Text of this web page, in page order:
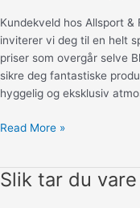
Kundekveld hos Allsport &
inviterer vi deg til en helt
priser som overgår selve
sikre deg fantastiske
hyggelig og eksklusiv
Kundekveld
&
Read More »
Slik tar du